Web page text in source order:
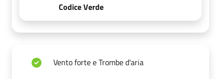
Codice Verde
Vento forte e Trombe d'aria